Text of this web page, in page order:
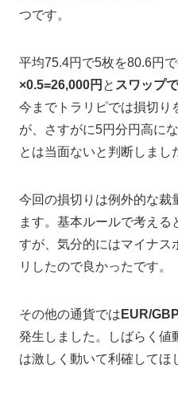
つです。
平均75.4円で5枚を80.6円
×0.5=26,000円 と スワップ
今までトラリピでは損切り
が、さすがに5円分円高に
とは当面ないと判断しまし
今回の損切りは例外的な裁
ます。基本ルールで考える
すが、気分的にはマイナス
リしたので良かったです。
その他の通貨では EUR/GBP
発生しました。しばらく値
は激しく動いて利確してほ